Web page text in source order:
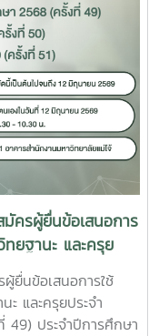
มัครผู้ยื่นข้อเสนอการ
ทยฐานะ และครุย
(ครั้งที่ 49)
ละประจำปีการ
ยื่นข้อเสนอการใช้
ะ และครุยประจำ
49) ประจำปีการศึกษา